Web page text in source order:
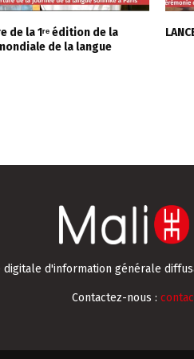
de la 1ʳᵉ édition de la
de la langue
d'information générale
Contactez-nous :